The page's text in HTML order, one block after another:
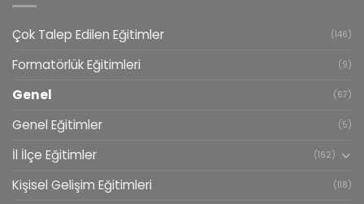
Çok Talep Edilen Eğitimler (146)
Formatörlük Eğitimleri (9)
Genel (67)
Genel Eğitimler (5)
İl İlçe Eğitimler (162)
Kişisel Gelişim Eğitimleri (118)